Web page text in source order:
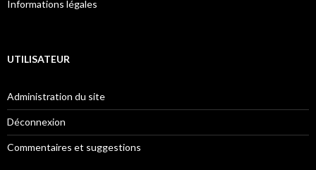
Informations légales
UTILISATEUR
Administration du site
Déconnexion
Commentaires et suggestions